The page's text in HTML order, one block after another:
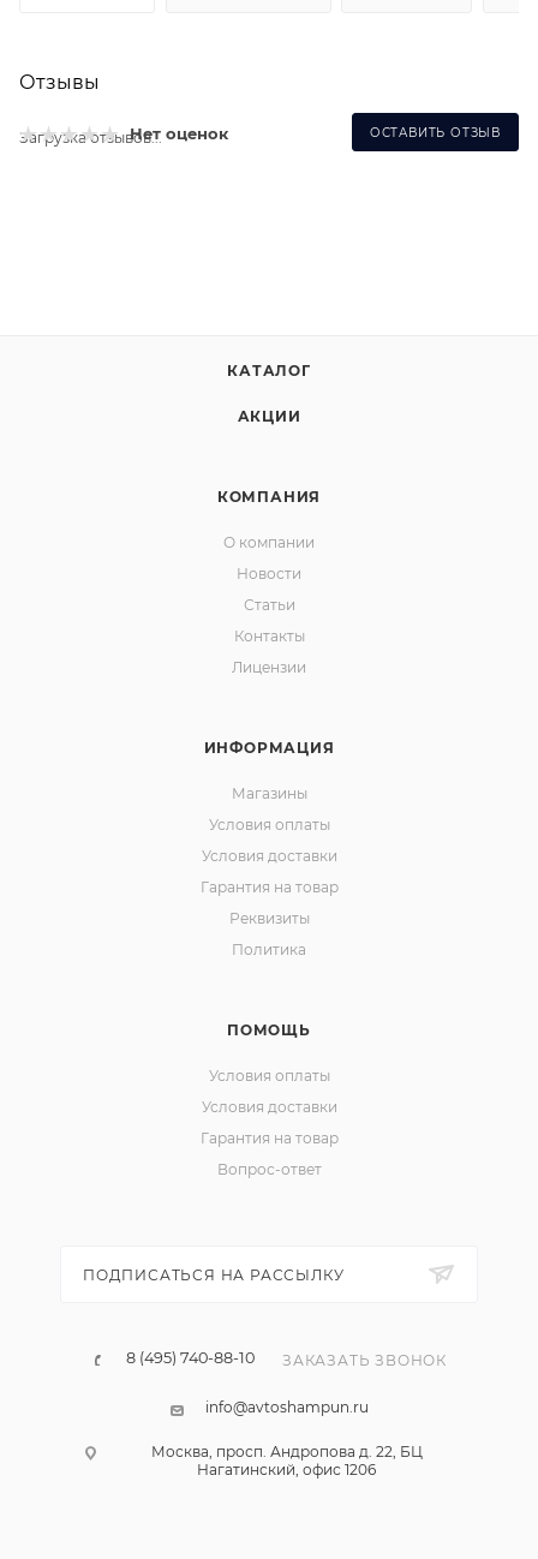
Отзывы
Нет оценок ОСТАВИТЬ ОТЗЫВ
Загрузка отзывов...
КАТАЛОГ
АКЦИИ
КОМПАНИЯ
О компании
Новости
Статьи
Контакты
Лицензии
ИНФОРМАЦИЯ
Магазины
Условия оплаты
Условия доставки
Гарантия на товар
Реквизиты
Политика
ПОМОЩЬ
Условия оплаты
Условия доставки
Гарантия на товар
Вопрос-ответ
ПОДПИСАТЬСЯ НА РАССЫЛКУ
8 (495) 740-88-10 ЗАКАЗАТЬ ЗВОНОК
info@avtoshampun.ru
Москва, просп. Андропова д. 22, БЦ
Нагатинский, офис 1206